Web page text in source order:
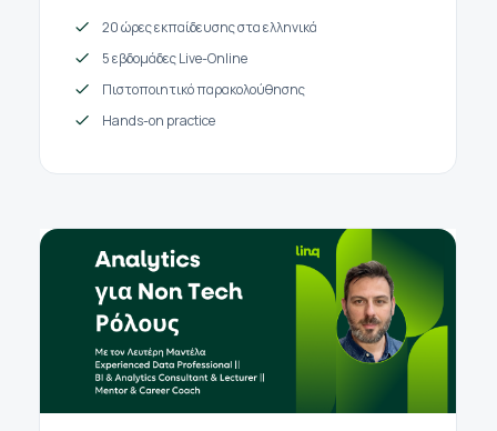
20 ώρες εκπαίδευσης στα ελληνικά
5 εβδομάδες Live-Online
Πιστοποιητικό παρακολούθησης
Hands-on practice